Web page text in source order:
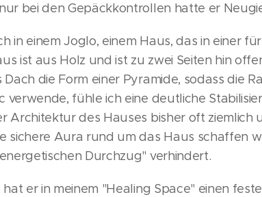
bei den Gepäckkontrollen hatte er
in einem Joglo, einem Haus, das in einer
ist aus Holz und ist zu zwei Seiten hin
die Form einer Pyramide, sodass die
verwende, fühle ich eine deutliche
Architektur des Hauses bisher oft ziemlich
sichere Aura rund um das Haus schaffen
Durchzug" verhindert.
er in meinem "Healing Space" einen